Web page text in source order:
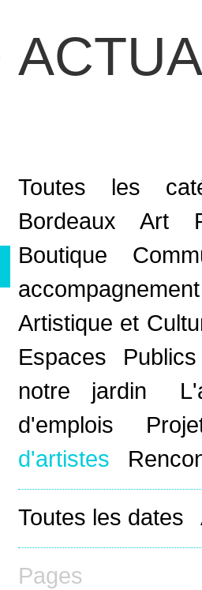
Toutes les
Bordeaux Art
Boutique
accompagnement
Artistique et
Espaces
notre jardin
d'emplois
d'artistes
Toutes les dates
Pages